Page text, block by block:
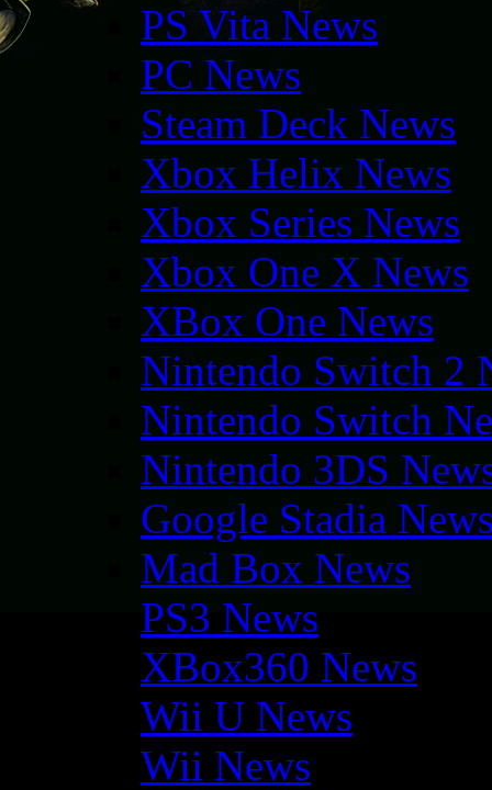
PS Vita News
PC News
Steam Deck News
Xbox Helix News
Xbox Series News
Xbox One X News
XBox One News
Nintendo Switch 2
Nintendo Switch
Nintendo 3DS
Google Stadia
Mad Box News
PS3 News
XBox360 News
Wii U News
Wii News